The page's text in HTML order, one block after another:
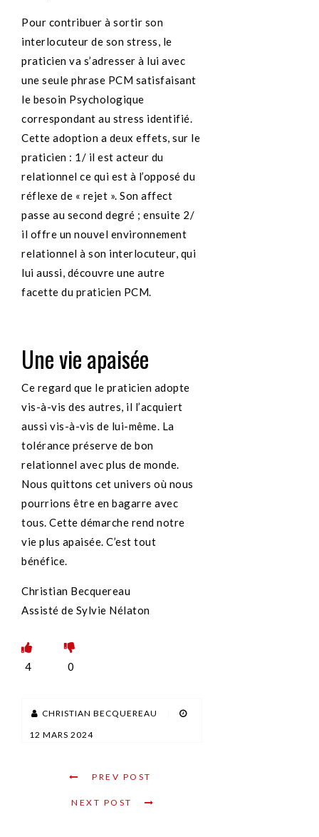
Pour contribuer à sortir son
interlocuteur de son stress, le
praticien va s’adresser à lui avec
une seule phrase PCM satisfaisant
le besoin Psychologique
correspondant au stress identifié.
Cette adoption a deux effets, sur le
praticien : 1/ il est acteur du
relationnel ce qui est à l’opposé du
réflexe de « rejet ». Son affect
passe au second degré ; ensuite 2/
il offre un nouvel environnement
relationnel à son interlocuteur, qui
lui aussi, découvre une autre
facette du praticien PCM.
Une vie apaisée
Ce regard que le praticien adopte
vis-à-vis des autres, il l’acquiert
aussi vis-à-vis de lui-même. La
tolérance préserve de bon
relationnel avec plus de monde.
Nous quittons cet univers où nous
pourrions être en bagarre avec
tous. Cette démarche rend notre
vie plus apaisée. C’est tout
bénéfice.
Christian Becquereau
Assisté de Sylvie Nélaton
4 0
CHRISTIAN BECQUEREAU
12 MARS 2024
PREV POST
NEXT POST